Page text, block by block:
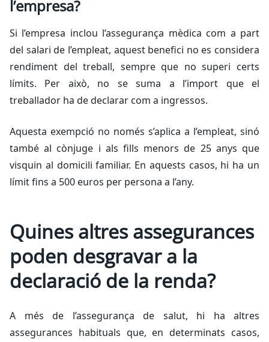
l’empresa?
Si l’empresa inclou l’assegurança mèdica com a part
del salari de l’empleat, aquest benefici no es considera
rendiment del treball, sempre que no superi certs
límits. Per això, no se suma a l’import que el
treballador ha de declarar com a ingressos.
Aquesta exempció no només s’aplica a l’empleat, sinó
també al cònjuge i als fills menors de 25 anys que
visquin al domicili familiar. En aquests casos, hi ha un
límit fins a 500 euros per persona a l’any.
Quines altres assegurances
poden desgravar a la
declaració de la renda?
A més de l’assegurança de salut, hi ha altres
assegurances habituals que, en determinats casos,